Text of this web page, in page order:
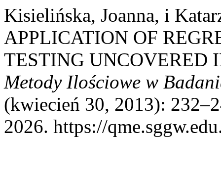
Kisielińska, Joanna, i
APPLICATION OF
TESTING UNCOVERED
Metody Ilościowe w
(kwiecień 30, 2013):
2026. https://